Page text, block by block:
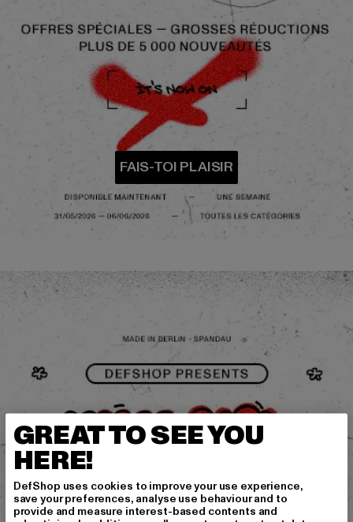
GREAT TO SEE YOU
HERE!
DefShop uses cookies to improve your use experience,
save your preferences, analyse use behaviour and to
provide and measure interest-based contents and